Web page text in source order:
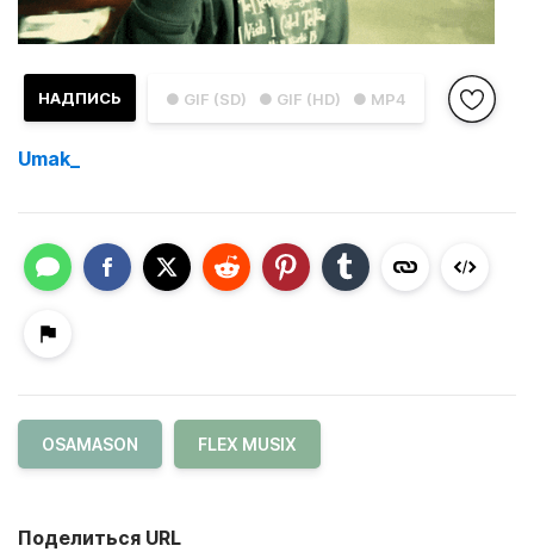
● GIF (SD) ● GIF (HD) ● MP4
НАДПИСЬ
Umak_
OSAMASON FLEX MUSIX
Поделиться URL